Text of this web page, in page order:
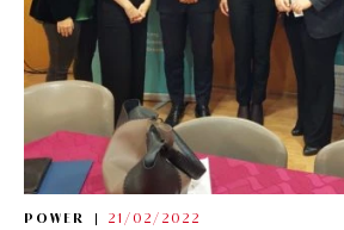
POWER 21/02/2022